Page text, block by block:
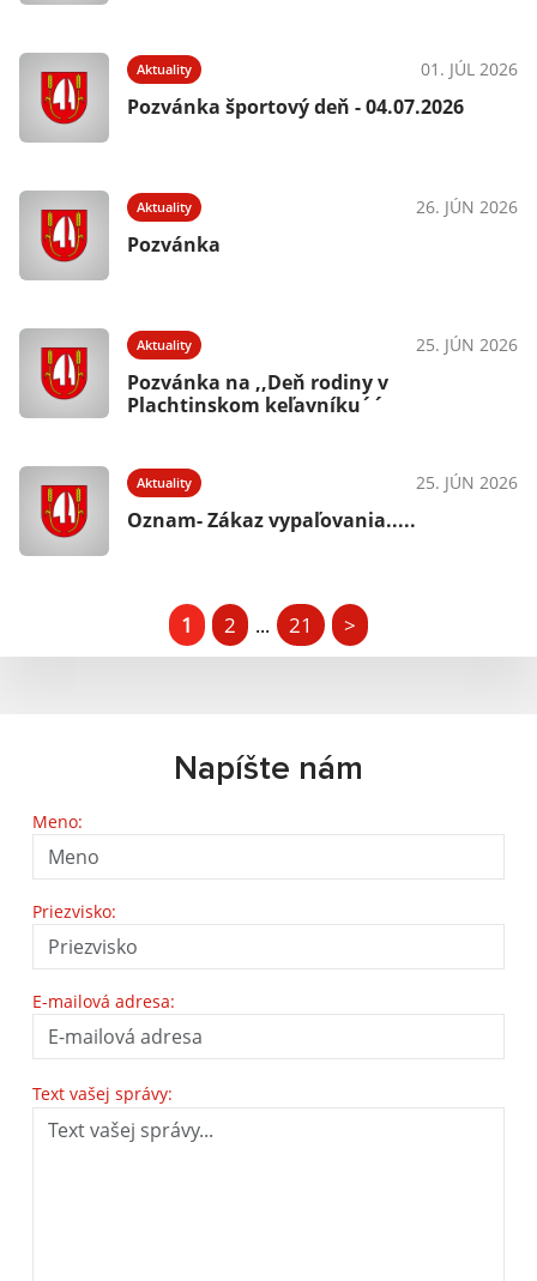
Aktuality 01. JÚL 2026
Pozvánka športový deň - 04.07.2026
Aktuality 26. JÚN 2026
Pozvánka
Aktuality 25. JÚN 2026
Pozvánka na ,,Deň rodiny v
Plachtinskom keľavníku´´
Aktuality 25. JÚN 2026
Oznam- Zákaz vypaľovania.....
1 2 ... 21 >
Napíšte nám
Meno:
Priezvisko:
E-mailová adresa:
Text vašej správy: